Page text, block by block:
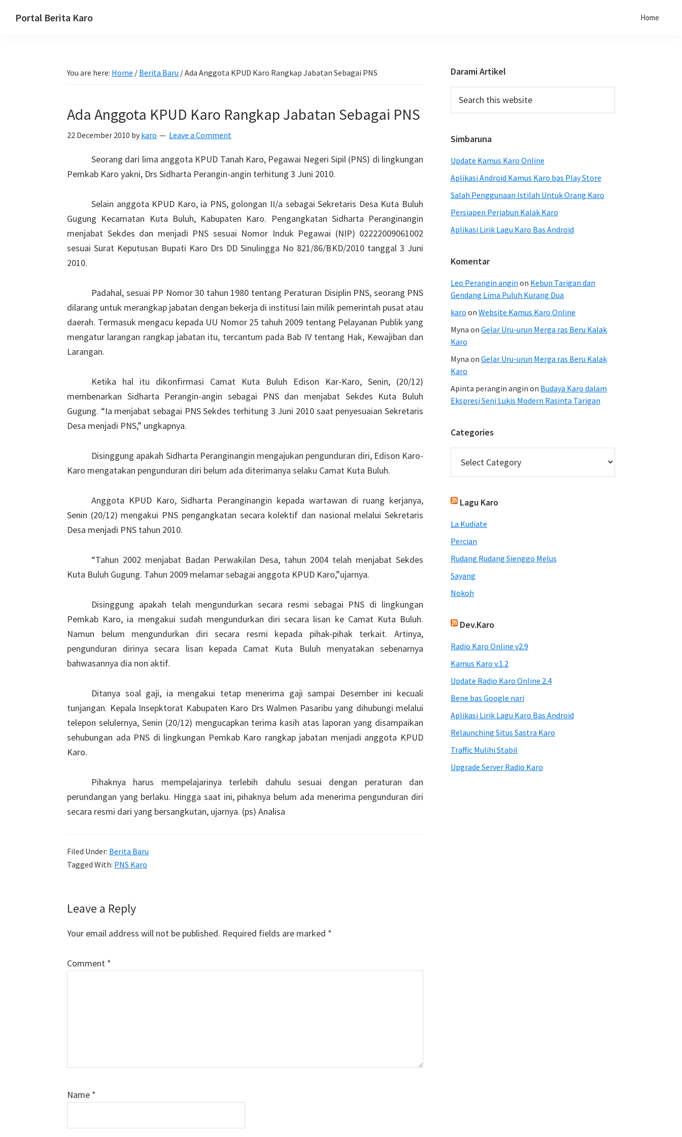
Portal Berita Karo Home
You are here: Home / Berita Baru /Ada Anggota KPUD Karo Rangkap Jabatan Sebagai PNS
Ada Anggota KPUD Karo Rangkap Jabatan Sebagai PNS
22 December 2010 by karo Leave a Comment
Seorang dari lima anggota KPUD Tanah Karo, Pegawai Negeri Sipil (PNS) di lingkungan
Pemkab Karo yakni, Drs Sidharta Perangin-angin terhitung 3 Juni 2010.
Selain anggota KPUD Karo, ia PNS, golongan II/a sebagai Sekretaris Desa Kuta Buluh
Gugung Kecamatan Kuta Buluh, Kabupaten Karo. Pengangkatan Sidharta Peranginangin
menjabat Sekdes dan menjadi PNS sesuai Nomor Induk Pegawai (NIP) 02222009061002
sesuai Surat Keputusan Bupati Karo Drs DD Sinulingga No 821/86/BKD/2010 tanggal 3 Juni
2010.
Padahal, sesuai PP Nomor 30 tahun 1980 tentang Peraturan Disiplin PNS, seorang PNS
dilarang untuk merangkap jabatan dengan bekerja di institusi lain milik pemerintah pusat atau
daerah. Termasuk mengacu kepada UU Nomor 25 tahuh 2009 tentang Pelayanan Publik yang
mengatur larangan rangkap jabatan itu, tercantum pada Bab IV tentang Hak, Kewajiban dan
Larangan.
Ketika hal itu dikonfirmasi Camat Kuta Buluh Edison Kar-Karo, Senin, (20/12)
membenarkan Sidharta Perangin-angin sebagai PNS dan menjabat Sekdes Kuta Buluh
Gugung. “Ia menjabat sebagai PNS Sekdes terhitung 3 Juni 2010 saat penyesuaian Sekretaris
Desa menjadi PNS,” ungkapnya.
Disinggung apakah Sidharta Peranginangin mengajukan pengunduran diri, Edison Karo-
Karo mengatakan pengunduran diri belum ada diterimanya selaku Camat Kuta Buluh.
Anggota KPUD Karo, Sidharta Peranginangin kepada wartawan di ruang kerjanya,
Senin (20/12) mengakui PNS pengangkatan secara kolektif dan nasional melalui Sekretaris
Desa menjadi PNS tahun 2010.
“Tahun 2002 menjabat Badan Perwakilan Desa, tahun 2004 telah menjabat Sekdes
Kuta Buluh Gugung. Tahun 2009 melamar sebagai anggota KPUD Karo,”ujarnya.
Disinggung apakah telah mengundurkan secara resmi sebagai PNS di lingkungan
Pemkab Karo, ia mengakui sudah mengundurkan diri secara lisan ke Camat Kuta Buluh.
Namun belum mengundurkan diri secara resmi kepada pihak-pihak terkait. Artinya,
pengunduran dirinya secara lisan kepada Camat Kuta Buluh menyatakan sebenarnya
bahwasannya dia non aktif.
Ditanya soal gaji, ia mengakui tetap menerima gaji sampai Desember ini kecuali
tunjangan. Kepala Insepktorat Kabupaten Karo Drs Walmen Pasaribu yang dihubungi melalui
telepon selulernya, Senin (20/12) mengucapkan terima kasih atas laporan yang disampaikan
sehubungan ada PNS di lingkungan Pemkab Karo rangkap jabatan menjadi anggota KPUD
Karo.
Pihaknya harus mempelajarinya terlebih dahulu sesuai dengan peraturan dan
perundangan yang berlaku. Hingga saat ini, pihaknya belum ada menerima pengunduran diri
secara resmi dari yang bersangkutan, ujarnya. (ps) Analisa
Filed Under: Berita Baru
Tagged With: PNS Karo
Reader
Interactions
Leave a Reply
Your email address will not be published. Required fields are marked *
Comment *
Name *
Primary
Sidebar
Darami Artikel
this
Simbaruna
Update Kamus Karo Online
Aplikasi Android Kamus Karo bas Play Store
Salah Penggunaan Istilah Untuk Orang Karo
Persiapen Perjabun Kalak Karo
Aplikasi Lirik Lagu Karo Bas Android
Komentar
Leo Perangin angin on Kebun Tarigan dan
Gendang Lima Puluh Kurang Dua
karo on Website Kamus Karo Online
Myna on Gelar Uru-urun Merga ras Beru Kalak
Karo
Myna on Gelar Uru-urun Merga ras Beru Kalak
Karo
Apinta perangin angin on Budaya Karo dalam
Ekspresi Seni Lukis Modern Rasinta Tarigan
Categories
Lagu Karo
La Kudiate
Percian
Rudang Rudang Sienggo Melus
Sayang
Nokoh
Dev.Karo
Radio Karo Online v2.9
Kamus Karo v.1.2
Update Radio Karo Online 2.4
Bene bas Google nari
Aplikasi Lirik Lagu Karo Bas Android
Relaunching Situs Sastra Karo
Traffic Mulihi Stabil
Upgrade Server Radio Karo